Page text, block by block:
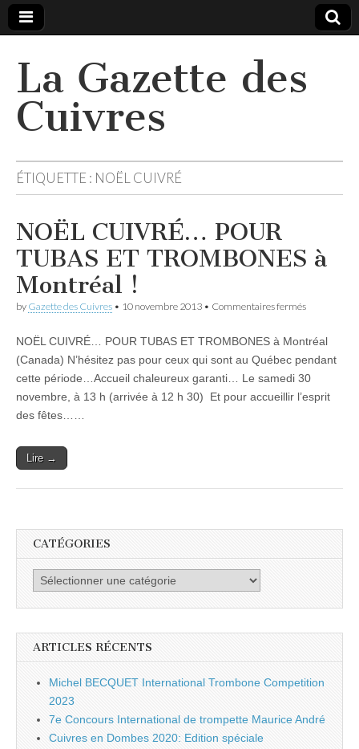
La Gazette des
Cuivres
ÉTIQUETTE : NOËL CUIVRÉ
NOËL CUIVRÉ… POUR
TUBAS ET TROMBONES à
Montréal !
by Gazette des Cuivres • 10 novembre 2013 • Commentaires ferméssur
POUR
TUBAS
à
NOËL CUIVRÉ… POUR TUBAS ET TROMBONES à Montréal
(Canada) N’hésitez pas pour ceux qui sont au Québec pendant
cette période…Accueil chaleureux garanti… Le samedi 30
novembre, à 13 h (arrivée à 12 h 30) Et pour accueillir l’esprit
des fêtes……
Lire →
CATÉGORIES
Catégories
ARTICLES RÉCENTS
Michel BECQUET International Trombone Competition
2023
7e Concours International de trompette Maurice André
Cuivres en Dombes 2020: Edition spéciale